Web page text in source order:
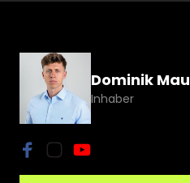
Dominik
Inhaber